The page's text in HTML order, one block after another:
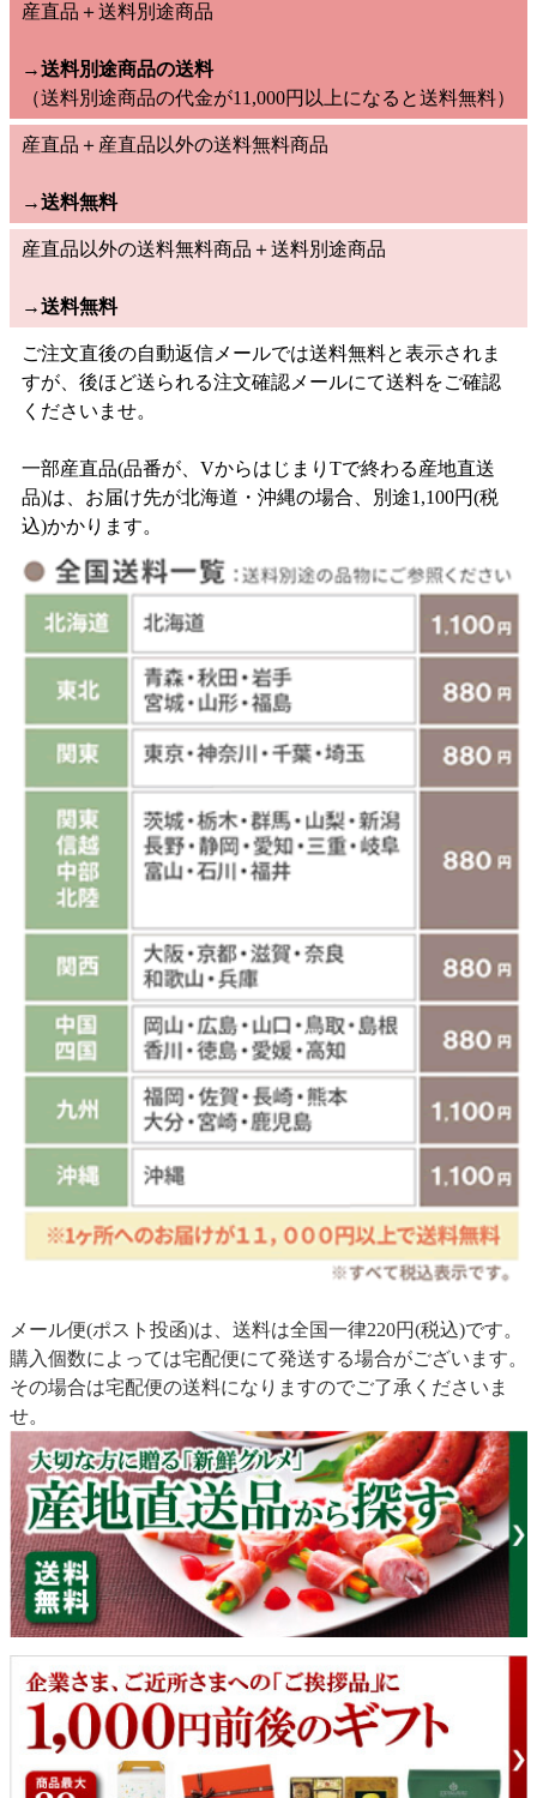
産直品＋送料別途商品
→送料別途商品の送料
（送料別途商品の代金が11,000円以上になると送料無料）
産直品＋産直品以外の送料無料商品
→送料無料
産直品以外の送料無料商品＋送料別途商品
→送料無料
ご注文直後の自動返信メールでは送料無料と表示されま
すが、後ほど送られる注文確認メールにて送料をご確認
くださいませ。
一部産直品(品番が、VからはじまりTで終わる産地直送
品)は、お届け先が北海道・沖縄の場合、別途1,100円(税
込)かかります。
メール便(ポスト投函)は、送料は全国一律220円(税込)です。
購入個数によっては宅配便にて発送する場合がございます。
その場合は宅配便の送料になりますのでご了承くださいま
せ。